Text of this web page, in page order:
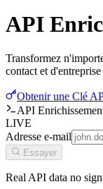
API
Transformez
contact et
Obtenir une Clé
API
LIVE
Adresse e-mail
Essayer
Real API data no